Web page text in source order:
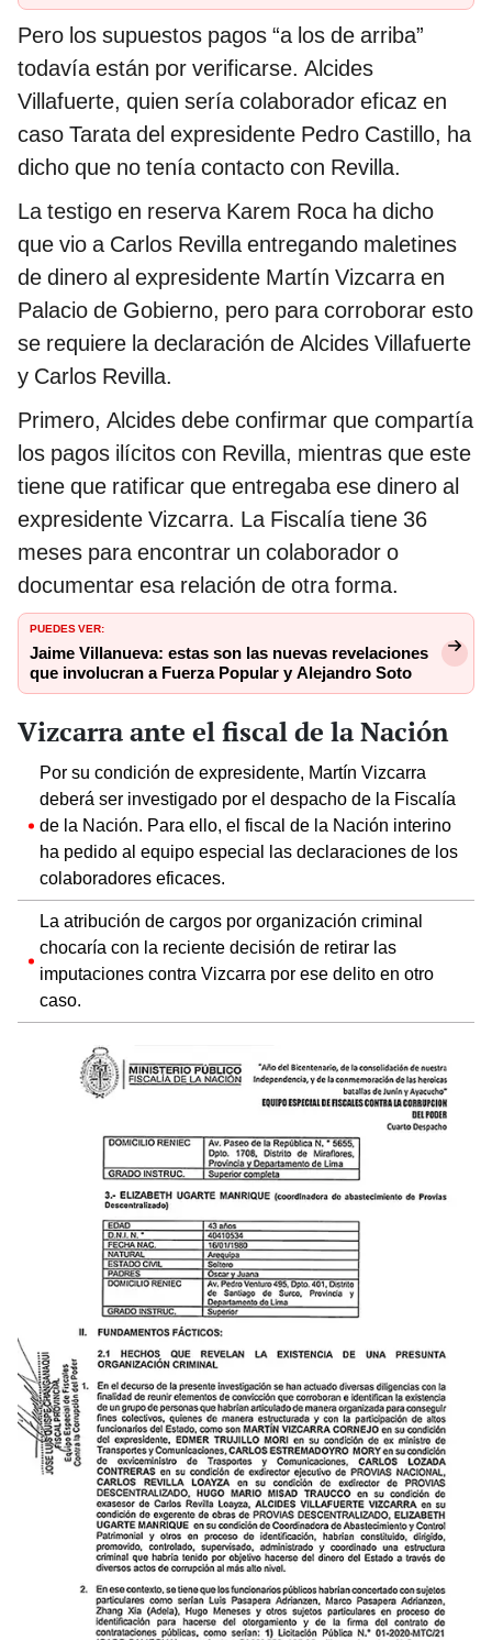
Pero los supuestos pagos “a los de arriba”
todavía están por verificarse. Alcides
Villafuerte, quien sería colaborador eficaz en
caso Tarata del expresidente Pedro Castillo, ha
dicho que no tenía contacto con Revilla.
La testigo en reserva Karem Roca ha dicho
que vio a Carlos Revilla entregando maletines
de dinero al expresidente Martín Vizcarra en
Palacio de Gobierno, pero para corroborar esto
se requiere la declaración de Alcides Villafuerte
y Carlos Revilla.
Primero, Alcides debe confirmar que compartía
los pagos ilícitos con Revilla, mientras que este
tiene que ratificar que entregaba ese dinero al
expresidente Vizcarra. La Fiscalía tiene 36
meses para encontrar un colaborador o
documentar esa relación de otra forma.
PUEDES VER:
Jaime Villanueva: estas son las nuevas revelaciones
que involucran a Fuerza Popular y Alejandro Soto
Vizcarra ante el fiscal de la Nación
Por su condición de expresidente, Martín Vizcarra
deberá ser investigado por el despacho de la Fiscalía
de la Nación. Para ello, el fiscal de la Nación interino
ha pedido al equipo especial las declaraciones de los
colaboradores eficaces.
La atribución de cargos por organización criminal
chocaría con la reciente decisión de retirar las
imputaciones contra Vizcarra por ese delito en otro
caso.